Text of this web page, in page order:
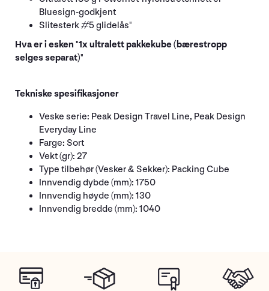
Bluesign-godkjent
Slitesterk #5 glidelås"
Hva er i esken "1x ultralett pakkekube (bærestropp
selges separat)"
Tekniske spesifikasjoner
Veske serie: Peak Design Travel Line, Peak Design
Everyday Line
Farge: Sort
Vekt (gr): 27
Type tilbehør (Vesker & Sekker): Packing Cube
Innvendig dybde (mm): 1750
Innvendig høyde (mm): 130
Innvendig bredde (mm): 1040